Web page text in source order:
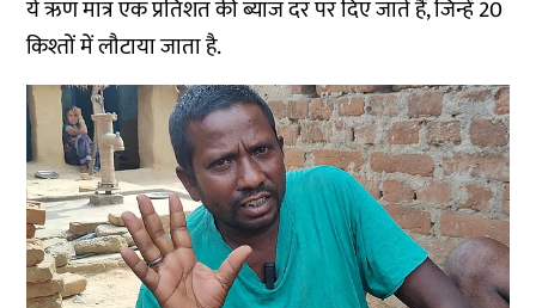
ये ऋण मात्र एक प्रतिशत की ब्याज दर पर दिए जाते हैं, जिन्हें 20
किश्तों में लौटाया जाता है.